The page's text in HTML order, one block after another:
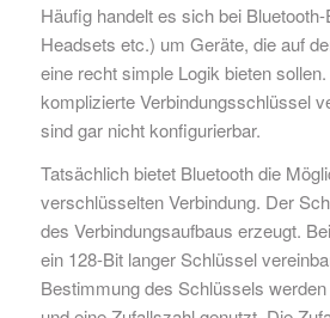
Häufig handelt es sich bei
Headsets etc.) um Geräte, die auf
eine recht simple Logik bieten
komplizierte Verbindungsschlüssel
sind gar nicht konfigurierbar.
Tatsächlich bietet Bluetooth die
verschlüsselten Verbindung. Der
des Verbindungsaufbaus erzeugt.
ein 128-Bit langer Schlüssel
Bestimmung des Schlüssels